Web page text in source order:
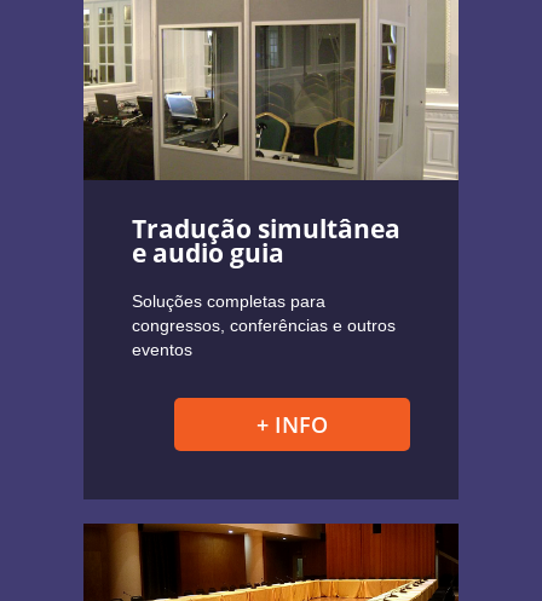
Tradução simultânea
e audio guia
Soluções completas para
congressos, conferências e outros
eventos
+ INFO